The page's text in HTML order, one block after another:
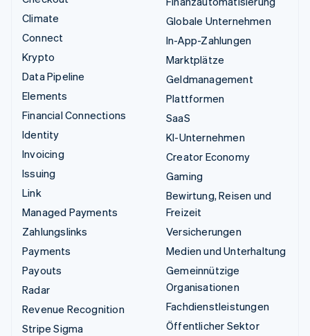
Climate
Connect
Krypto
Data Pipeline
Elements
Financial Connections
Identity
Invoicing
Issuing
Link
Managed Payments
Zahlungslinks
Payments
Payouts
Radar
Revenue Recognition
Stripe Sigma
Globale Unternehmen
In-App-Zahlungen
Marktplätze
Geldmanagement
Plattformen
SaaS
KI-Unternehmen
Creator Economy
Gaming
Bewirtung, Reisen und
Freizeit
Versicherungen
Medien und Unterhaltung
Gemeinnützige
Organisationen
Fachdienstleistungen
Öffentlicher Sektor